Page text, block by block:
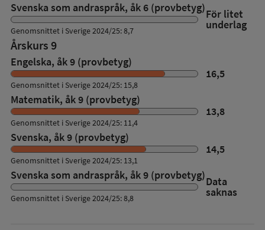
Svenska som andraspråk, åk 6 (provbetyg)För litet
underlag
Genomsnittet i Sverige 2024/25: 8,7
Årskurs 9
Engelska, åk 9 (provbetyg)
16,5
Genomsnittet i Sverige 2024/25: 15,8
Matematik, åk 9 (provbetyg)
13,8
Genomsnittet i Sverige 2024/25: 11,4
Svenska, åk 9 (provbetyg)
14,5
Genomsnittet i Sverige 2024/25: 13,1
Svenska som andraspråk, åk 9 (provbetyg)Data
saknas
Genomsnittet i Sverige 2024/25: 8,8